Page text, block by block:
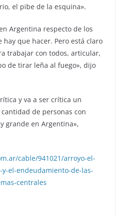
el pibe de la esquina».
Argentina respecto de los
hay que hacer. Pero está claro
trabajar con todos, articular,
de tirar leña al fuego», dijo
y va a ser crítica un
de personas con
grande en Argentina»,
cable/941021/arroyo-el-
el-endeudamiento-de-las-
centrales